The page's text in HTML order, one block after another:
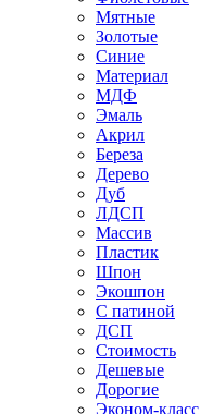
Мятные
Золотые
Синие
Материал
МДФ
Эмаль
Акрил
Береза
Дерево
Дуб
ЛДСП
Массив
Пластик
Шпон
Экошпон
С патиной
ДСП
Стоимость
Дешевые
Дорогие
Эконом-класс